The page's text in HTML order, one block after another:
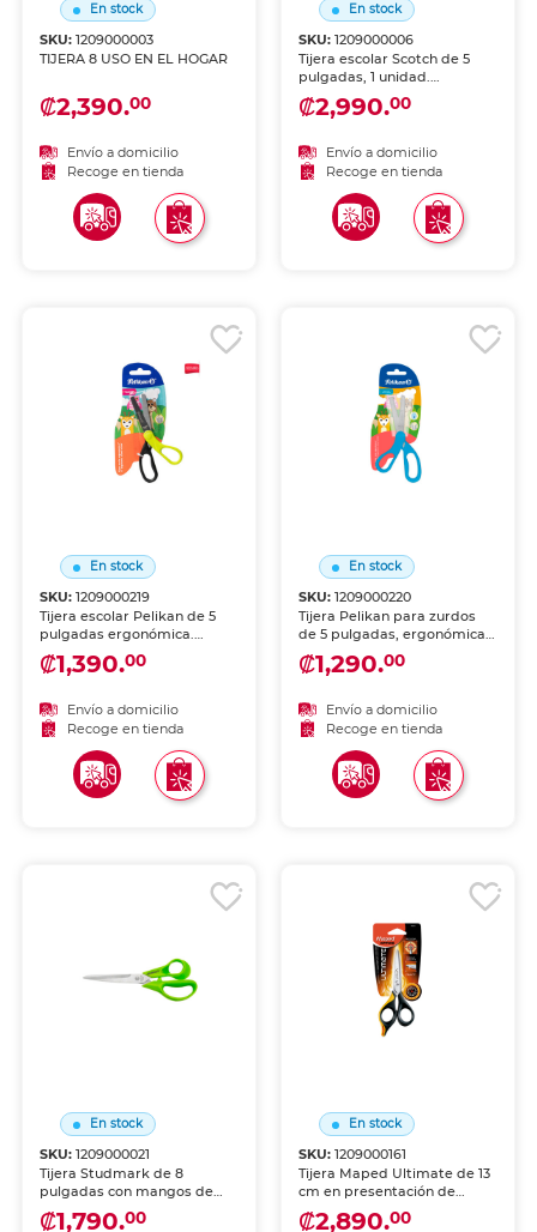
En stock
SKU:1209000003
TIJERA 8 USO EN EL HOGAR
₡2,390.00
Envío a domicilio
Recoge en tienda
En stock
SKU: 1209000006
Tijera escolar Scotch de 5
pulgadas, 1 unidad.
Diseñada especialmente
para niños en edad escolar,
mayor seguridad. Tamaño
compacto ideal para manos
pequeñas. Perfecta para
proyectos escolares y
manualidades.
₡2,990.00
Envío a domicilio
Recoge en tienda
En stock
SKU:1209000219
Tijera escolar Pelikan de 5
pulgadas ergonómica.
Diseñada para niños con
mangos ergonómicos
pequeñas. Punta
redondeada para mayor
seguridad. Ideal para
proyectos escolares y
manualidades.
₡1,390.00
Envío a domicilio
Recoge en tienda
En stock
SKU: 1209000220
Tijera Pelikan para zurdos
de 5 pulgadas, ergonómica.
Diseño especial con hojas
invertidas para uso cómodo
Mangos ergonómicos. Ideal
para niños zurdos en edad
escolar.
₡1,290.00
Envío a domicilio
Recoge en tienda
En stock
SKU:1209000021
Tijera Studmark de 8
pulgadas con mangos de
colores surtidos. Hojas de
acero inoxidable para cortes
₡1,790.00
En stock
SKU: 1209000161
Tijera Maped Ultimate de 13
cm en presentación de
blíster. Línea premium con
hojas de acero inoxidable de
₡2,890.00